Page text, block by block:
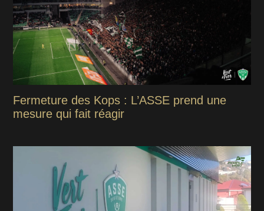
Fermeture des Kops : L’ASSE prend une
mesure qui fait réagir